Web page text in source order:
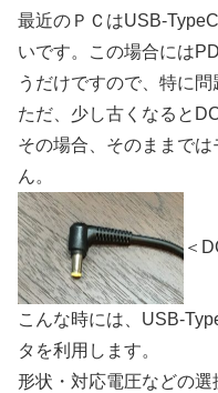
最近のＰＣはUSB-
いです。この場合には
うだけですので、特に問
ただ、少し古くなると
その場合、そのままで
ん。
＜
こんな時には、USB-
タを利用します。
形状・対応電圧などの